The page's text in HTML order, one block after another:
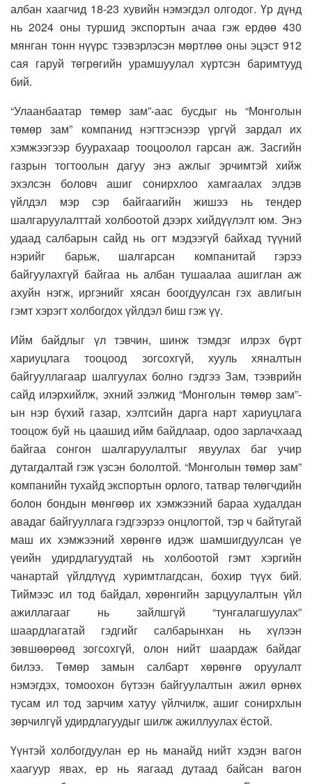
албан хаагчид 18-23 хувийн нэмэгдэл олгодог. Үр дүнд
нь 2024 оны туршид экспортын ачаа гэж ердөө 430
мянган тонн нүүрс тээвэрлэсэн мөртлөө оны эцэст 912
сая гаруй төгрөгийн урамшуулал хүртсэн баримтууд
бий.
“Улаанбаатар төмөр зам”-аас бусдыг нь “Монголын
төмөр зам” компанид нэгтгэснээр үргүй зардал их
хэмжээгээр буурахаар тооцоолол гарсан аж. Засгийн
газрын тогтоолын дагуу энэ ажлыг эрчимтэй хийж
эхэлсэн боловч ашиг сонирхлоо хамгаалах элдэв
үйлдэл мэр сэр байгаагийн жишээ нь тендер
шалгаруулалттай холбоотой дээрх хийдүүлэлт юм. Энэ
удаад салбарын сайд нь огт мэдээгүй байхад түүний
нэрийг барьж, шалгарсан компанитай гэрээ
байгуулахгүй байгаа нь албан тушаалаа ашиглан аж
ахуйн нэгж, иргэнийг хясан боогдуулсан гэх авлигын
гэмт хэрэгт холбогдох үйлдэл биш гэж үү.
Ийм байдлыг үл тэвчин, шинж тэмдэг илрэх бүрт
хариуцлага тооцоод зогсохгүй, хууль хяналтын
байгууллагаар шалгуулах болно гэдгээ Зам, тээврийн
сайд илэрхийлж, эхний ээлжид “Монголын төмөр зам”-
ын нэр бүхий газар, хэлтсийн дарга нарт хариуцлага
тооцож буй нь цаашид ийм байдлаар, одоо зарлачхаад
байгаа сонгон шалгаруулалтыг явуулах баг учир
дутагдалтай гэж үзсэн бололтой. “Монголын төмөр зам”
компанийн тухайд экспортын орлого, татвар төлөгчдийн
болон бондын мөнгөөр их хэмжээний бараа худалдан
авадаг байгууллага гэдгээрээ онцлогтой, тэр ч байтугай
маш их хэмжээний хөрөнгө идэж шамшигдуулсан үе
үеийн удирдлагуудтай нь холбоотой гэмт хэргийн
чанартай үйлдлүүд хуримтлагдсан, бохир түүх бий.
Тиймээс ил тод байдал, хөрөнгийн зарцуулалтын үйл
ажиллагааг нь зайлшгүй “тунгалагшуулах”
шаардлагатай гэдгийг салбарынхан нь хүлээн
зөвшөөрөөд зогсохгүй, олон нийт шаардаж байдаг
билээ. Төмөр замын салбарт хөрөнгө оруулалт
нэмэгдэх, томоохон бүтээн байгуулалтын ажил өрнөх
тусам ил тод зарчим хатуу үйлчилж, ашиг сонирхлын
зөрчилгүй удирдлагуудыг шилж ажиллуулах ёстой.
Үүнтэй холбогдуулан ер нь манайд нийт хэдэн вагон
хаагуур явах, ер нь яагаад дутаад байсан вагон